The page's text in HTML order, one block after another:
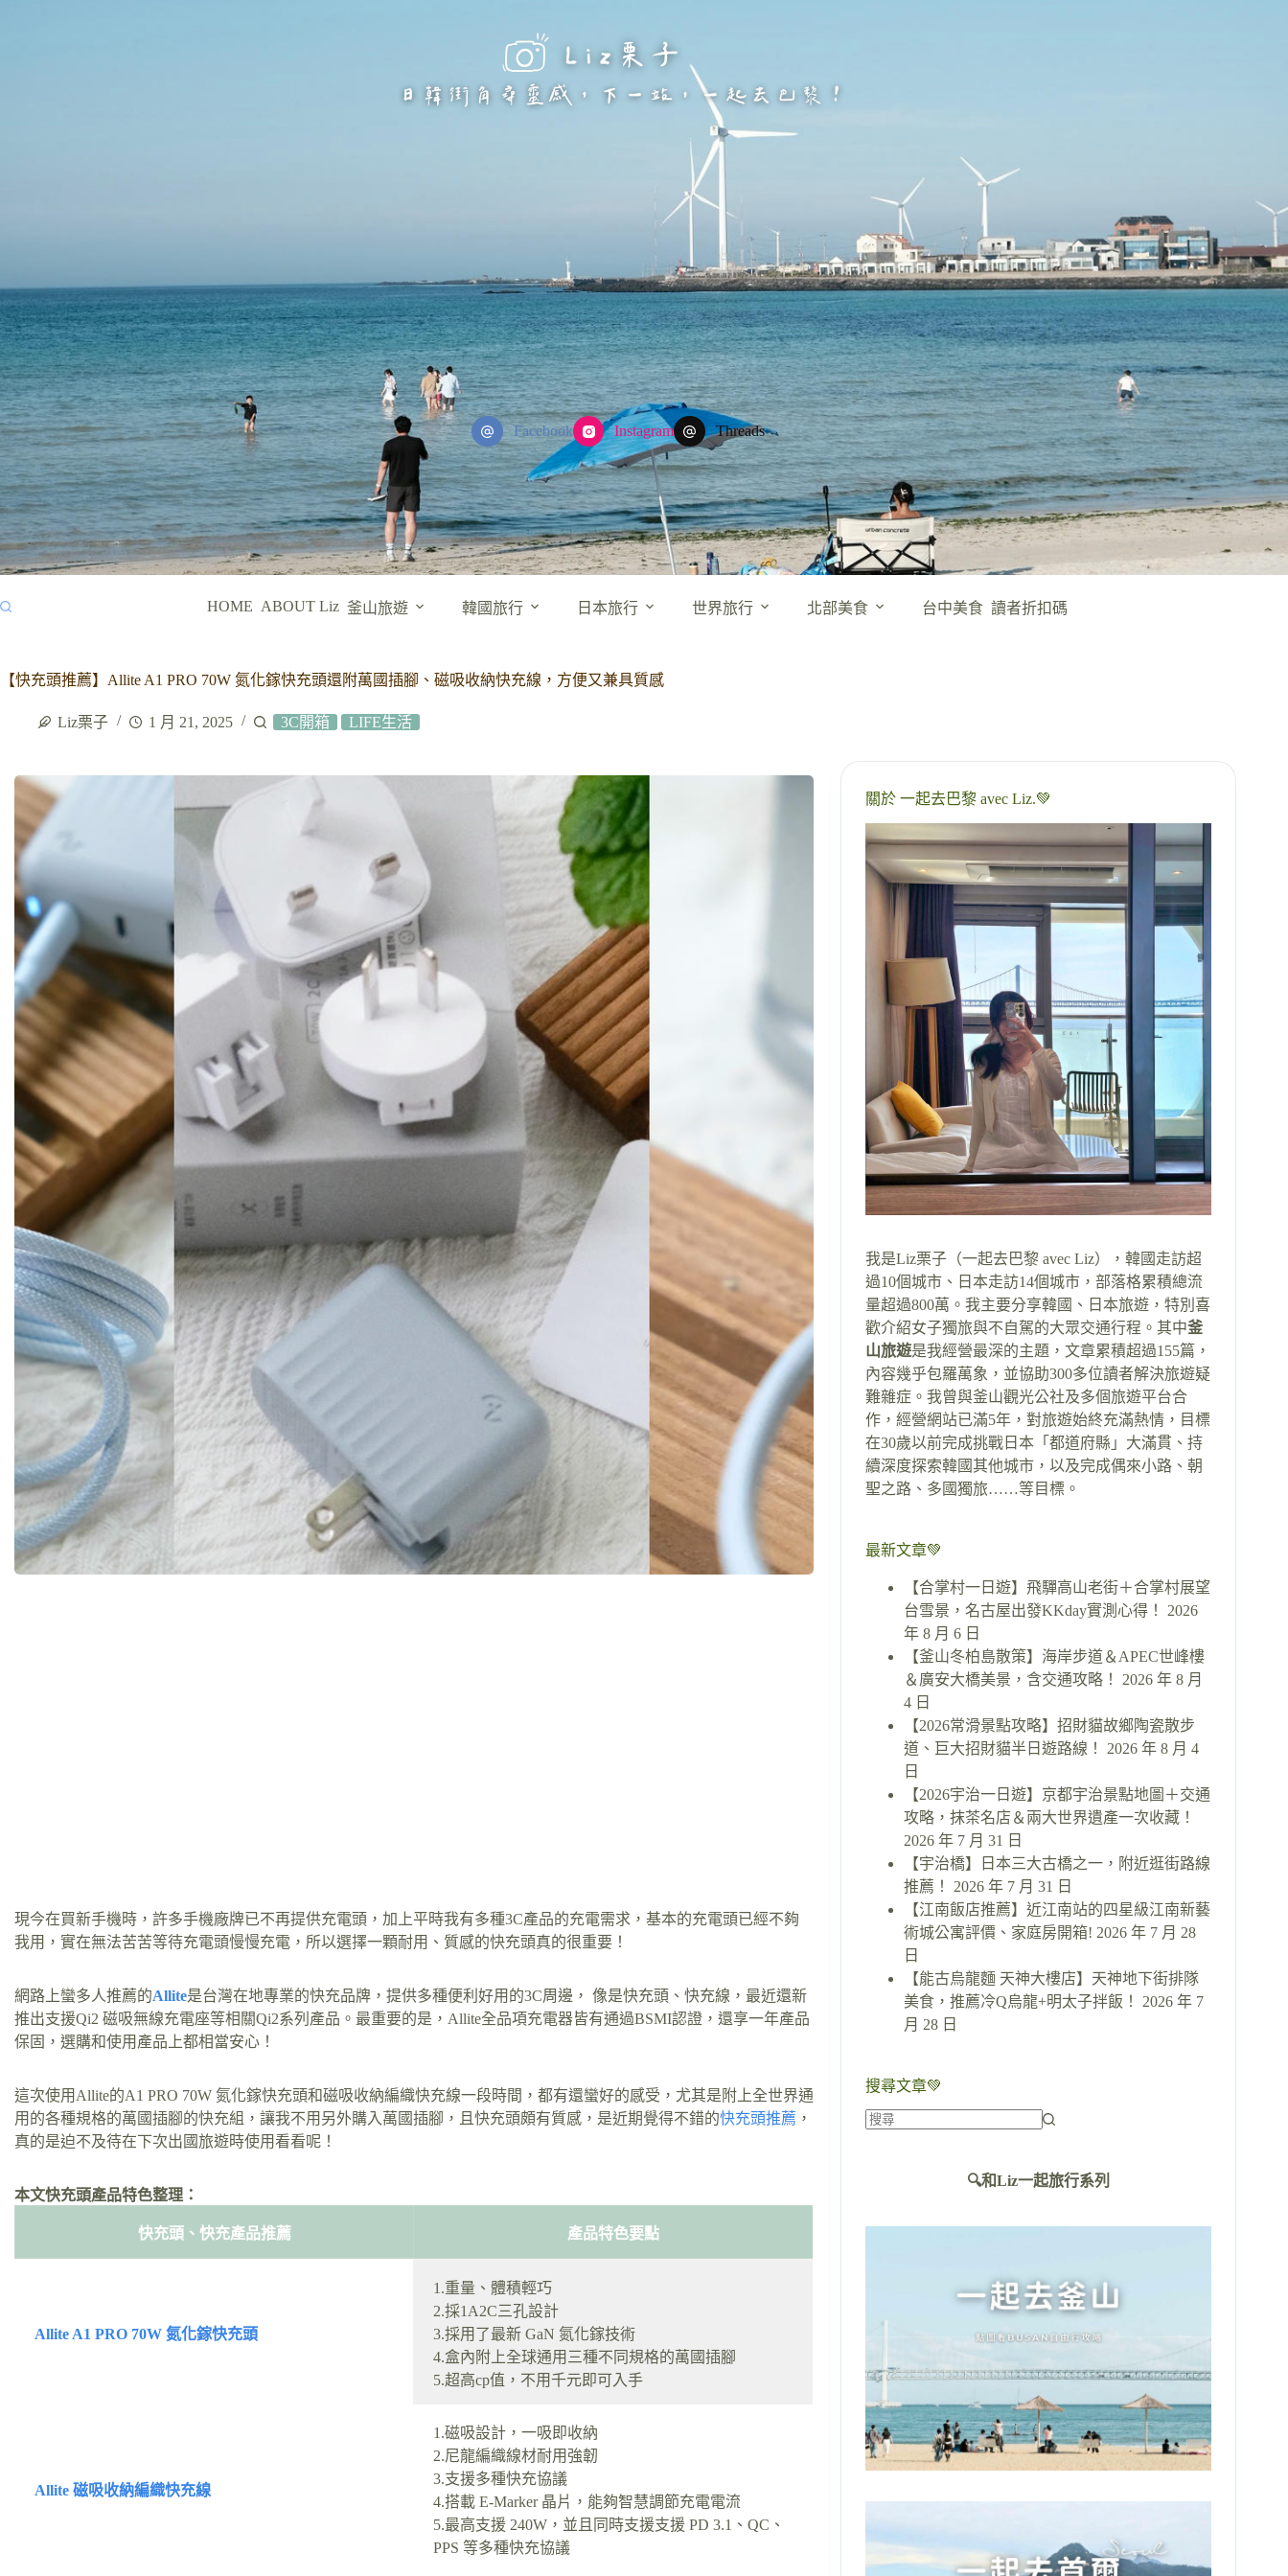
Facebook Instagram Threads
HOME ABOUT Liz 釜山旅遊 韓國旅行 日本旅行 世界旅行 北部美食 台中美食 讀者折扣碼
【快充頭推薦】Allite A1 PRO 70W 氮化鎵快充頭還附萬國插腳、磁吸收納快充線，方便又兼具質感
Liz栗子 1 月 21, 2025 3C開箱 LIFE生活
現今在買新手機時，許多手機廠牌已不再提供充電頭，加上平時我有多種3C產品的充電需求，基本的充電頭已經不夠
我用，實在無法苦苦等待充電頭慢慢充電，所以選擇一顆耐用、質感的快充頭真的很重要！
網路上蠻多人推薦的Allite是台灣在地專業的快充品牌，提供多種便利好用的3C周邊， 像是快充頭、快充線，最近還新
推出支援Qi2 磁吸無線充電座等相關Qi2系列產品。最重要的是，Allite全品項充電器皆有通過BSMI認證，還享一年產品
保固，選購和使用產品上都相當安心！
這次使用Allite的A1 PRO 70W 氮化鎵快充頭和磁吸收納編織快充線一段時間，都有還蠻好的感受，尤其是附上全世界通
用的各種規格的萬國插腳的快充組，讓我不用另外購入萬國插腳，且快充頭頗有質感，是近期覺得不錯的快充頭推薦 ，
真的是迫不及待在下次出國旅遊時使用看看呢！
本文快充頭產品特色整理：
快充頭、快充產品推薦 產品特色要點
Allite A1 PRO 70W 氮化鎵快充頭
1.重量、體積輕巧
2.採1A2C三孔設計
3.採用了最新 GaN 氮化鎵技術
4.盒內附上全球通用三種不同規格的萬國插腳
5.超高cp值，不用千元即可入手
Allite 磁吸收納編織快充線
1.磁吸設計，一吸即收納
2.尼龍編織線材耐用強韌
3.支援多種快充協議
4.搭載 E-Marker 晶片，能夠智慧調節充電電流
5.最高支援 240W，並且同時支援支援 PD 3.1、QC、
PPS 等多種快充協議
關於 一起去巴黎 avec Liz.💚
我是Liz栗子（一起去巴黎 avec Liz），韓國走訪超
過10個城市、日本走訪14個城市，部落格累積總流
量超過800萬。我主要分享韓國、日本旅遊，特別喜
歡介紹女子獨旅與不自駕的大眾交通行程。其中釜
山旅遊是我經營最深的主題，文章累積超過155篇，
內容幾乎包羅萬象，並協助300多位讀者解決旅遊疑
難雜症。我曾與釜山觀光公社及多個旅遊平台合
作，經營網站已滿5年，對旅遊始終充滿熱情，目標
在30歲以前完成挑戰日本「都道府縣」大滿貫、持
續深度探索韓國其他城市，以及完成偶來小路、朝
聖之路、多國獨旅……等目標。
最新文章💚
【合掌村一日遊】飛驒高山老街＋合掌村展望
台雪景，名古屋出發KKday實測心得！
2026
年 8 月 6 日
【釜山冬柏島散策】海岸步道＆APEC世峰樓
＆廣安大橋美景，含交通攻略！
2026 年 8 月
4 日
【2026常滑景點攻略】招財貓故鄉陶瓷散步
道、巨大招財貓半日遊路線！
2026 年 8 月 4
日
【2026宇治一日遊】京都宇治景點地圖＋交通
攻略，抹茶名店＆兩大世界遺產一次收藏！
2026 年 7 月 31 日
【宇治橋】日本三大古橋之一，附近逛街路線
推薦！
2026 年 7 月 31 日
【江南飯店推薦】近江南站的四星級江南新藝
術城公寓評價、家庭房開箱! 2026 年 7 月 28
日
【能古烏龍麵 天神大樓店】天神地下街排隊
美食，推薦冷Q烏龍+明太子拌飯！
2026 年 7
月 28 日
搜尋文章💚
🔍和Liz一起旅行系列